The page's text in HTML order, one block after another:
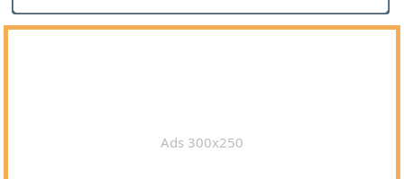
Ads 300x250